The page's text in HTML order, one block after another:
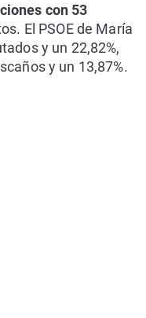
con 53
El PSOE de María
y un 22,82%,
y un 13,87%.